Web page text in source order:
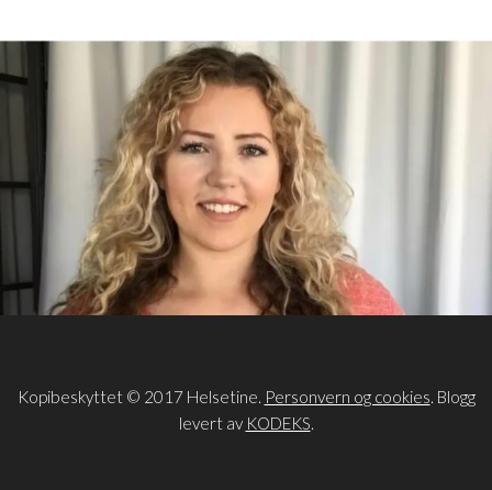
Kopibeskyttet © 2017 Helsetine. Personvern og cookies. Blogg
levert av KODEKS.